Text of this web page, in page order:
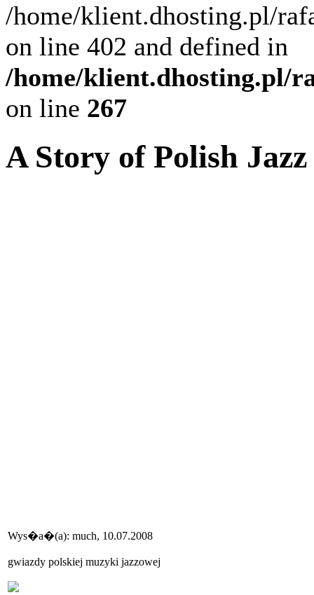
/home/klient.dhosting.pl/
on line 402 and defined in
/home/klient.dhosting.pl/
on line 267
A Story of Polish Jazz
Wys�a�(a): much, 10.07.2008
gwiazdy polskiej muzyki jazzowej